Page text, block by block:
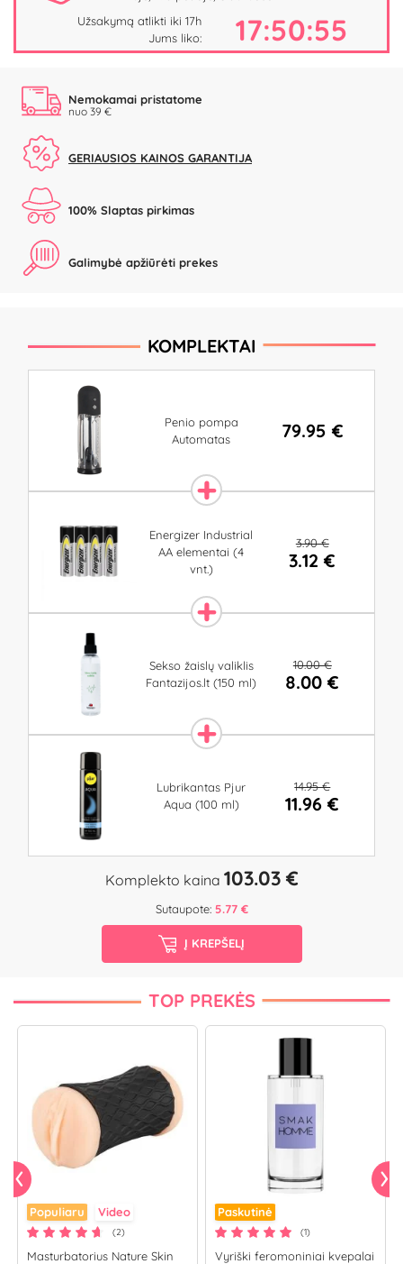
Užsakymą atlikti iki 17h
Jums liko:
17:50:54
Nemokamai pristatome
nuo 39 €
GERIAUSIOS KAINOS GARANTIJA
100% Slaptas pirkimas
Galimybė apžiūrėti prekes
KOMPLEKTAI
Penio pompa
Automatas
79.95 €
Energizer Industrial
AA elementai (4
vnt.)
3.90 €
3.12 €
Sekso žaislų valiklis
Fantazijos.lt (150 ml)
10.00 €
8.00 €
Lubrikantas Pjur
Aqua (100 ml)
14.95 €
11.96 €
Komplekto kaina 103.03 €
Sutaupote: 5.77 €
Į KREPŠELĮ
TOP PREKĖS
Populiaru Video
(2)
Masturbatorius Nature Skin
Paskutinė
(1)
Vyriški feromoniniai kvepalai